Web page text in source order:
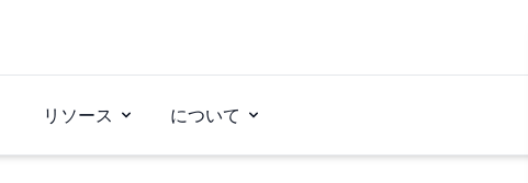
リソース について